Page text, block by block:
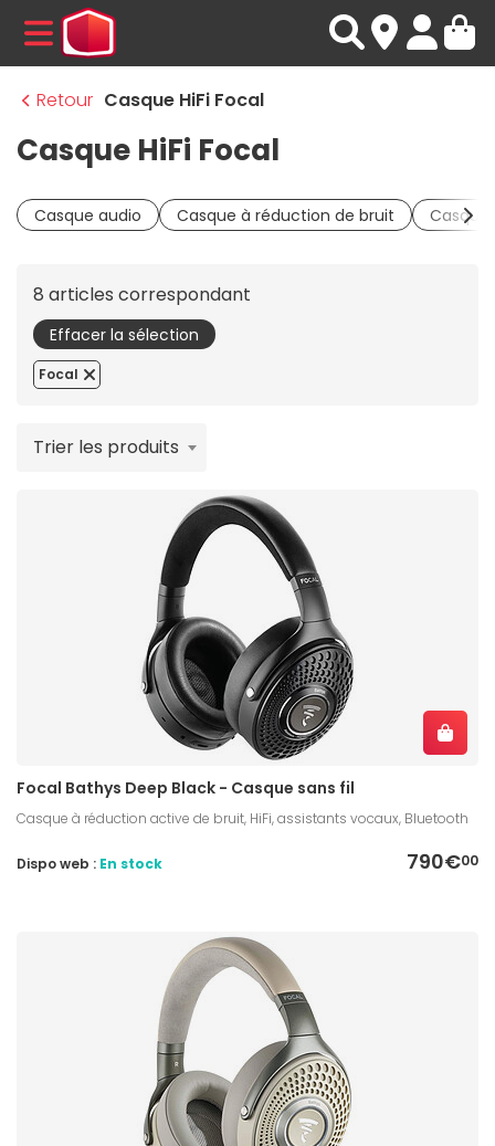
MENU
Retour Casque HiFi Focal
Casque HiFi Focal
Casque audio Casque à réduction de bruit Casque
8 articles correspondant
Effacer la sélection
Focal
Trier les produits
Focal Bathys Deep Black - Casque sans fil
Casque à réduction active de bruit, HiFi, assistants vocaux, Bluetooth
790€00
Dispo web : En stock